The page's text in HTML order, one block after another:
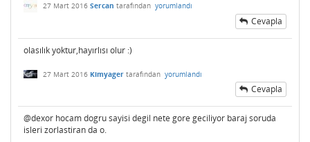
27 Mart 2016 Sercan tarafından yorumlandı
Cevapla
olasılık yoktur,hayırlısı olur :)
27 Mart 2016 Kimyager tarafından yorumlandı
Cevapla
@dexor hocam dogru sayisi degil nete gore geciliyor baraj soruda
isleri zorlastiran da o.